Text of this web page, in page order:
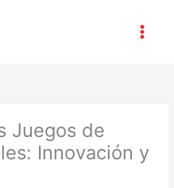
Juegos de
Innovación y